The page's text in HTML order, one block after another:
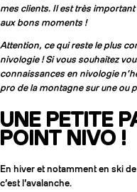
mes clients. Il est très
aux bons moments !
Attention, ce qui reste le plus
nivologie ! Si vous souhaitez
connaissances en nivologie
pro de la montagne sur une ou
UNE PETITE
POINT NIVO !
En hiver et notamment en ski
c’est l’avalanche.